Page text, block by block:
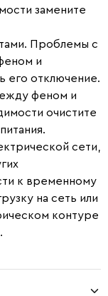
замените
Проблемы с
и
его отключение.
феном и
очистите
сети,
к временному
на сеть или
контуре